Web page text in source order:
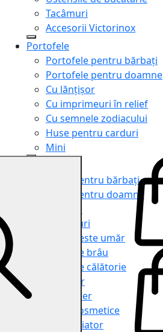
Tacâmuri
Accesorii Victorinox
Portofele
Portofele pentru bărbați
Portofele pentru doamne
Cu lănțișor
Cu imprimeuri în relief
Cu semnele zodiacului
Huse pentru carduri
Mini
Genți pentru bărbați
Genți pentru doamne
Serviete
Rucsacuri
Genți peste umăr
Genți de brâu
Genți de călătorie
Shopper
Organiser
Truse cosmetice
Seria Aviator